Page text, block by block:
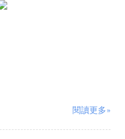
閱讀更多»